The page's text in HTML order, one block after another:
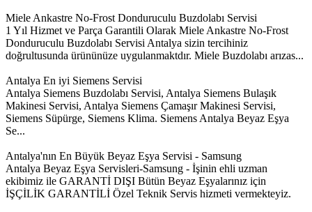
Miele Ankastre No-Frost Donduruculu Buzdolabı Servisi
1 Yıl Hizmet ve Parça Garantili Olarak Miele Ankastre No-Frost
Donduruculu Buzdolabı Servisi Antalya sizin tercihiniz
doğrultusunda ürününüze uygulanmaktdır. Miele Buzdolabı arızas...
Antalya En iyi Siemens Servisi
Antalya Siemens Buzdolabı Servisi, Antalya Siemens Bulaşık
Makinesi Servisi, Antalya Siemens Çamaşır Makinesi Servisi,
Siemens Süpürge, Siemens Klima. Siemens Antalya Beyaz Eşya
Se...
Antalya'nın En Büyük Beyaz Eşya Servisi - Samsung
Antalya Beyaz Eşya Servisleri-Samsung - İşinin ehli uzman
ekibimiz ile GARANTİ DIŞI Bütün Beyaz Eşyalarınız için
İŞÇİLİK GARANTİLİ Özel Teknik Servis hizmeti vermekteyiz.